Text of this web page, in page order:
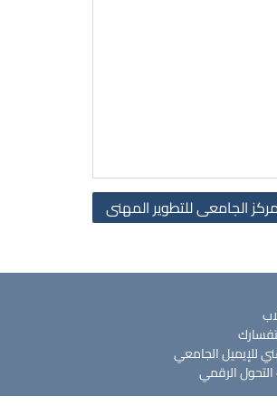
الجامعى للتطوير المهنى
للإيميل الجامعي
الرقمي